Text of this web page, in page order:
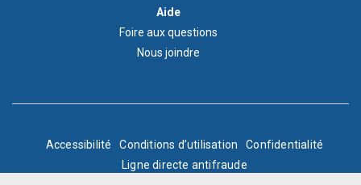
Aide
Foire aux questions
Nous joindre
BOTTOM
Accessibilité Conditions d’utilisation
Confidentialité
Ligne directe antifraude